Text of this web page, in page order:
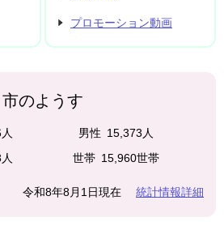
プロモーション動画
市のようす
男性 15,373人
世帯 15,960世帯
令和8年8月1日現在 統計情報詳細